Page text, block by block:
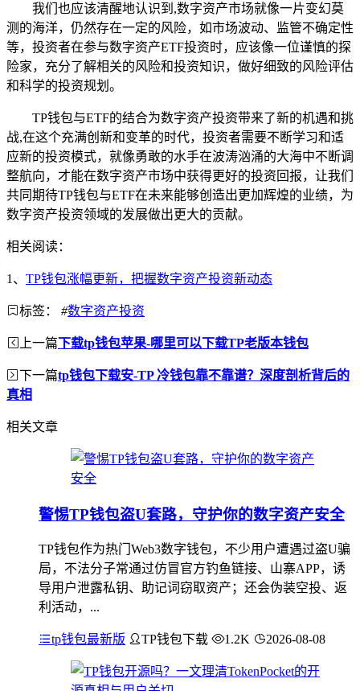
我们也应该清醒地认识到,数字资产市场就像一片变幻莫
测的海洋，仍然存在一定的风险，如市场波动、监管不确定性
等，投资者在参与数字资产ETF投资时，应该像一位谨慎的探
险家，充分了解相关的风险和投资知识，做好细致的风险评估
和科学的投资规划。
TP钱包与ETF的结合为数字资产投资带来了新的机遇和挑
战,在这个充满创新和变革的时代，投资者需要不断学习和适
应新的投资模式，就像勇敢的水手在波涛汹涌的大海中不断调
整航向，才能在数字资产市场中获得更好的投资回报，让我们
共同期待TP钱包与ETF在未来能够创造出更加辉煌的业绩，为
数字资产投资领域的发展做出更大的贡献。
相关阅读：
1、 TP钱包涨幅更新，把握数字资产投资新动态
标签： #数字资产投资
上一篇下载tp钱包苹果-哪里可以下载TP老版本钱包
下一篇tp钱包下载安-TP 冷钱包靠不靠谱？深度剖析背后的
真相
相关文章
警惕TP钱包盗U套路，守护你的数字资产安全
TP钱包作为热门Web3数字钱包，不少用户遭遇过盗U骗
局，不法分子常通过仿冒官方钓鱼链接、山寨APP，诱
导用户泄露私钥、助记词窃取资产；还会伪装空投、返
利活动，...
tp钱包最新版 TP钱包下载 1.2K 2026-08-08